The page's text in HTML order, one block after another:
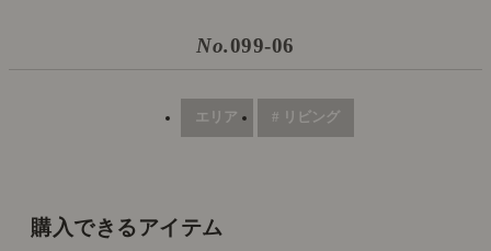
No.099-06
エリア # リビング
購入できるアイテム